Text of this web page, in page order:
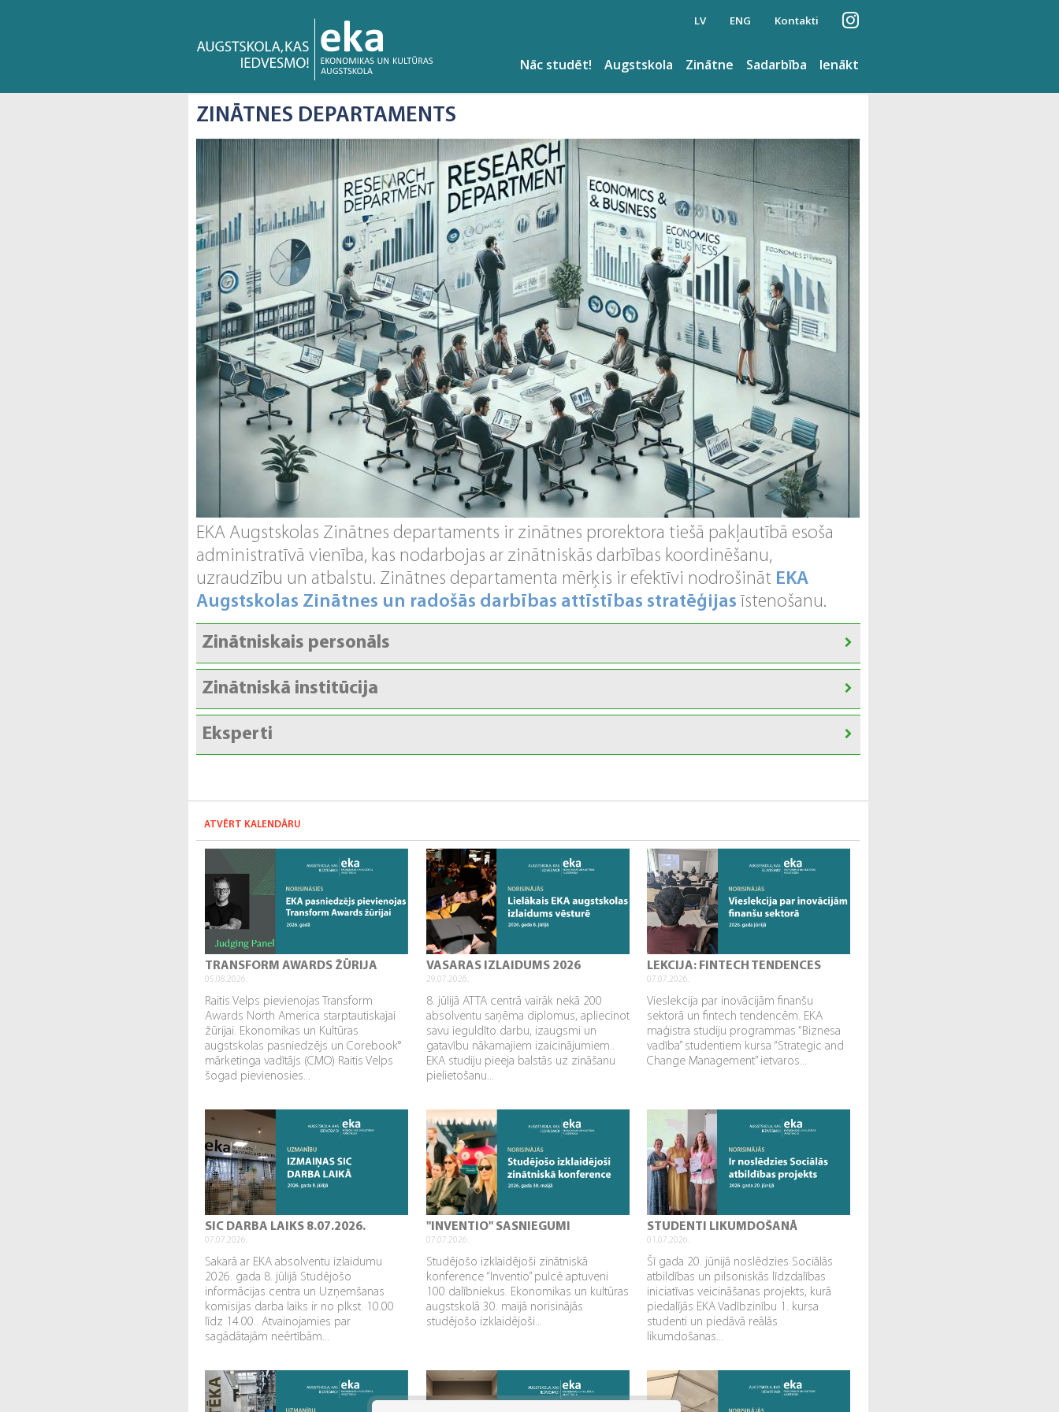
LV ENG Kontakti
Ienākt
Sadarbība
Zinātne
Augstskola
Nāc studēt!
ZINĀTNES DEPARTAMENTS
EKA Augstskolas Zinātnes departaments ir zinātnes prorektora tiešā pakļautībā esoša
administratīvā vienība, kas nodarbojas ar zinātniskās darbības koordinēšanu,
uzraudzību un atbalstu. Zinātnes departamenta mērķis ir efektīvi nodrošināt EKA
Augstskolas Zinātnes un radošās darbības attīstības stratēģijas īstenošanu.
Zinātniskais personāls
Zinātniskā institūcija
Eksperti
ATVĒRT KALENDĀRU
TRANSFORM AWARDS ŽŪRIJA
05.08.2026.
Raitis Velps pievienojas Transform
Awards North America starptautiskajai
žūrijai. Ekonomikas un Kultūras
augstskolas pasniedzējs un Corebook°
mārketinga vadītājs (CMO) Raitis Velps
šogad pievienosies...
VASARAS IZLAIDUMS 2026
29.07.2026.
8. jūlijā ATTA centrā vairāk nekā 200
absolventu saņēma diplomus, apliecinot
savu ieguldīto darbu, izaugsmi un
gatavību nākamajiem izaicinājumiem..
EKA studiju pieeja balstās uz zināšanu
pielietošanu...
LEKCIJA: FINTECH TENDENCES
07.07.2026.
Vieslekcija par inovācijām finanšu
sektorā un fintech tendencēm. EKA
maģistra studiju programmas “Biznesa
vadība” studentiem kursa “Strategic and
Change Management” ietvaros...
SIC DARBA LAIKS 8.07.2026.
07.07.2026.
Sakarā ar EKA absolventu izlaidumu
2026. gada 8. jūlijā Studējošo
informācijas centra un Uzņemšanas
komisijas darba laiks ir no plkst. 10.00
līdz 14.00.. Atvainojamies par
sagādātajām neērtībām...
"INVENTIO" SASNIEGUMI
07.07.2026.
Studējošo izklaidējoši zinātniskā
konference “Inventio” pulcē aptuveni
100 dalībniekus. Ekonomikas un kultūras
augstskolā 30. maijā norisinājās
studējošo izklaidējoši...
STUDENTI LIKUMDOŠANĀ
01.07.2026.
Šī gada 20. jūnijā noslēdzies Sociālās
atbildības un pilsoniskās līdzdalības
iniciatīvas veicināšanas projekts, kurā
piedalījās EKA Vadībzinību 1. kursa
studenti un piedāvā reālās
likumdošanas...